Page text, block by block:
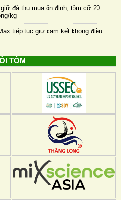
đà thu mua ổn định, tôm cỡ 20
kg
tiếp tục giữ cam kết không điều
TÔM